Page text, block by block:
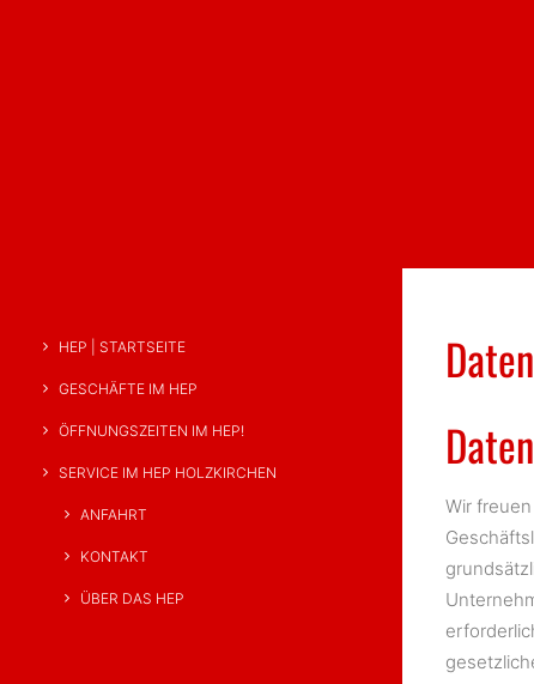
HEP | STARTSEITE
GESCHÄFTE IM HEP
ÖFFNUNGSZEITEN IM HEP!
SERVICE IM HEP HOLZKIRCHEN
ANFAHRT
KONTAKT
ÜBER DAS HEP
Wir